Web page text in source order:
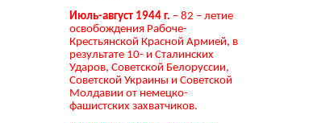
Июль-август 1944 г. – 82 – летие
освобождения Рабоче-
Крестьянской Красной Армией, в
результате 10- и Сталинских
Ударов, Советской Белоруссии,
Советской Украины и Советской
Молдавии от немецко-
фашистских захватчиков.